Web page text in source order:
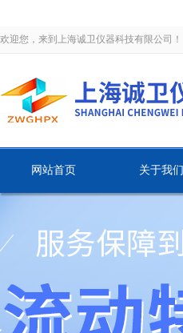
欢迎您，来到上海诚卫仪器科技有限公司！
网站首页 关于我们